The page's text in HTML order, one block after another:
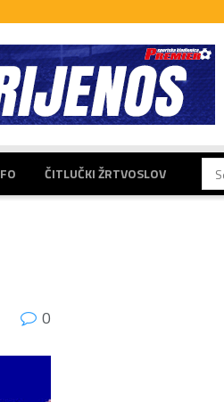
ČITLUČKI ŽRTVOSLOV
0